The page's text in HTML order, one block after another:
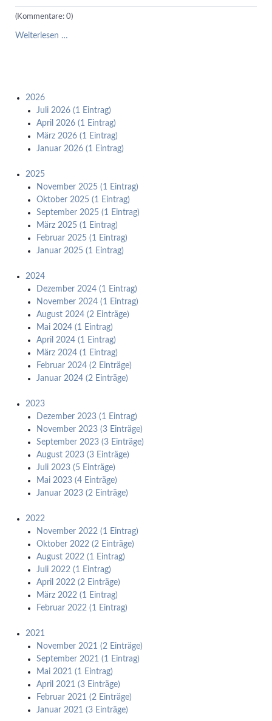
(Kommentare: 0)
Weiterlesen …Presse-
2026
Juli 2026 (1 Eintrag)
April 2026 (1 Eintrag)
März 2026 (1 Eintrag)
Januar 2026 (1 Eintrag)
2025
November 2025 (1 Eintrag)
Oktober 2025 (1 Eintrag)
September 2025 (1 Eintrag)
März 2025 (1 Eintrag)
Februar 2025 (1 Eintrag)
Januar 2025 (1 Eintrag)
2024
Dezember 2024 (1 Eintrag)
November 2024 (1 Eintrag)
August 2024 (2 Einträge)
Mai 2024 (1 Eintrag)
April 2024 (1 Eintrag)
März 2024 (1 Eintrag)
Februar 2024 (2 Einträge)
Januar 2024 (2 Einträge)
2023
Dezember 2023 (1 Eintrag)
November 2023 (3 Einträge)
September 2023 (3 Einträge)
August 2023 (3 Einträge)
Juli 2023 (5 Einträge)
Mai 2023 (4 Einträge)
Januar 2023 (2 Einträge)
2022
November 2022 (1 Eintrag)
Oktober 2022 (2 Einträge)
August 2022 (1 Eintrag)
Juli 2022 (1 Eintrag)
April 2022 (2 Einträge)
März 2022 (1 Eintrag)
Februar 2022 (1 Eintrag)
2021
November 2021 (2 Einträge)
September 2021 (1 Eintrag)
Mai 2021 (1 Eintrag)
April 2021 (3 Einträge)
Februar 2021 (2 Einträge)
Januar 2021 (3 Einträge)